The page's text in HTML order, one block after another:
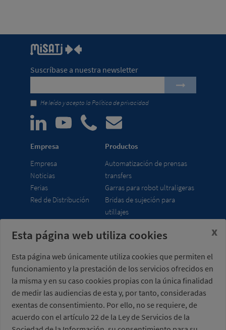
Suscríbase a nuestra newsletter
He leído y acepto laPolítica de privacidad
Empresa
Empresa
Noticias
Ferias
Red de Distribución
Productos
Automatización de prensas
transfers
Garras para robot ultraligeras
Bridas de sujeción para
utillajes
Misati S.L.
08960 Sant Just
Desvern
Barcelona - España
Horario
7:00 - 15:00 h (UTC+01:00)
Esta página web utiliza cookies
Esta página web únicamente utiliza cookies que permiten el
funcionamiento y la prestación de los servicios ofrecidos en
la misma y en su caso cookies propias con la única finalidad
de medir las audiencias de esta y, por tanto, consideradas
exentas de consentimiento. Por ello, no se requiere, de
acuerdo con el artículo 22 de la Ley de Servicios de la
x